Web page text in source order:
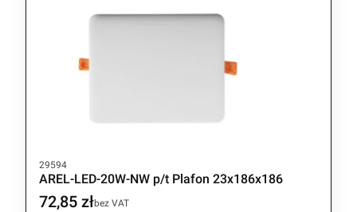
Kod produktu
29594
AREL-LED-20W-NW p/t Plafon 23x186x186
Cena
72,85 złbez VAT